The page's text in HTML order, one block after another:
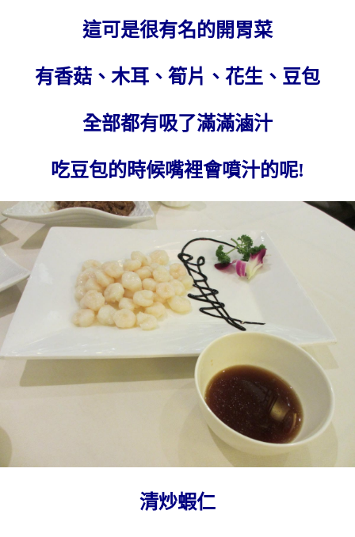
這可是很有名的開胃菜
有香菇、木耳、筍片、花生、豆包
全部都有吸了滿滿滷汁
吃豆包的時候嘴裡會噴汁的呢!
清炒蝦仁